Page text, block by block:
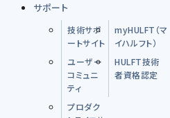
サポート
技術サポ
ートサイト
myHULFT（マ
イハルフト）
ユーザー
コミュニ
ティ
HULFT技術
者資格認定
プロダク